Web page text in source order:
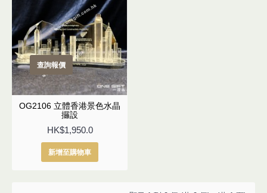
OG2106 立體香港景色水晶
攞設
HK$1,950.0
新增至購物車
查詢報價